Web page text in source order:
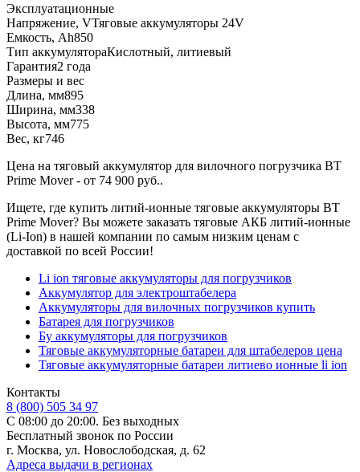
Эксплуатационные
Напряжение, VТяговые аккумуляторы 24V
Емкость, Ah850
Тип аккумулятораКислотный, литиевый
Гарантия2 года
Размеры и вес
Длина, мм895
Ширина, мм338
Высота, мм775
Вес, кг746
Цена на тяговый аккумулятор для вилочного погрузчика BT
Prime Mover - от 74 900 руб..
Ищете, где купить литий-ионные тяговые аккумуляторы BT
Prime Mover? Вы можете заказать тяговые АКБ литий-ионные
(Li-Ion) в нашей компании по самым низким ценам с
доставкой по всей России!
Li ion тяговые аккумуляторы для погрузчиков
Аккумулятор для электроштабелера
Аккумуляторы для вилочных погрузчиков купить
Батарея для погрузчиков
Бу аккумуляторы для погрузчиков
Тяговые аккумуляторные батареи для штабелеров цена
Тяговые аккумуляторные батареи литиево ионные li ion
Контакты
8 (800) 505 34 97
С 08:00 до 20:00. Без выходных
Бесплатный звонок по России
г. Москва, ул. Новослободская, д. 62
Адреса выдачи в регионах